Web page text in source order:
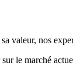
valeur, nos
le marché